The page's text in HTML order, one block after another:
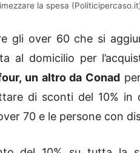
la spesa
gli over 60 che si
al domicilio per
un altro da Conad
di sconti del 10% in
70 e le persone con